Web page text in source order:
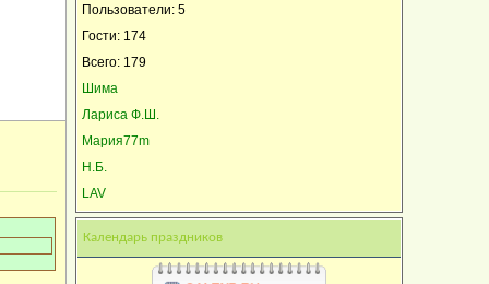
Пользователи: 5
Гости: 174
Всего: 179
Шима
Лариса Ф.Ш.
Мария77m
Н.Б.
LAV
Календарь праздников